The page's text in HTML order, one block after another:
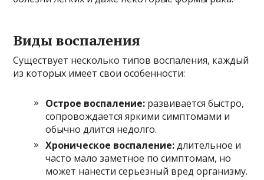
Виды воспаления
Существует несколько типов воспаления, каждый
из которых имеет свои особенности:
Острое воспаление: развивается быстро,
сопровождается яркими симптомами и
обычно длится недолго.
Хроническое воспаление:длительное и
часто мало заметное по симптомам, но
может нанести серьёзный вред организму.